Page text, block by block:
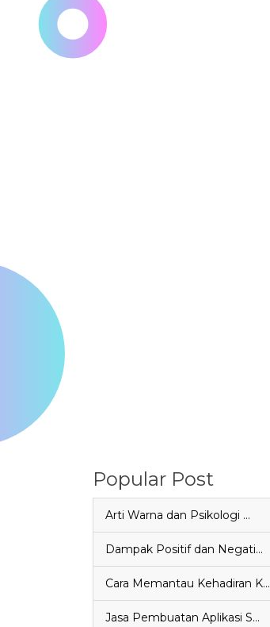
Popular Post
Arti Warna dan Psikologi …
Dampak Positif dan Negati…
Cara Memantau Kehadiran K…
Jasa Pembuatan Aplikasi S…